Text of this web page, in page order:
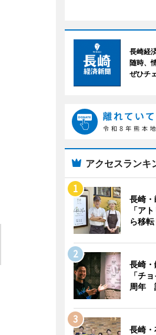
長崎経
随時、
ぜひチ
アクセスランキ
長崎
「ア
ら移
長崎
「チ
周年
長崎